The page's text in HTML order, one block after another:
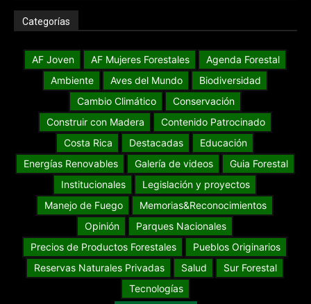
Categorías
AF Joven AF Mujeres Forestales
Agenda Forestal
Ambiente
Aves del Mundo
Biodiversidad
Cambio Climático
Conservación
Construir con Madera
Contenido Patrocinado
Costa Rica
Destacadas
Educación
Energías Renovables
Galería de videos
Guia Forestal
Institucionales
Legislación y proyectos
Manejo de Fuego
Memorias&Reconocimientos
Opinión
Parques Nacionales
Precios de Productos Forestales
Pueblos Originarios
Reservas Naturales Privadas
Salud
Sur Forestal
Tecnologías